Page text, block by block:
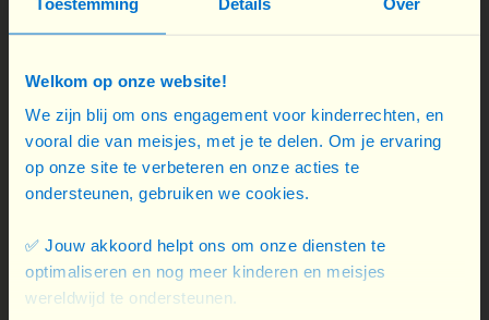
Welkom op onze website!
We zijn blij om ons engagement voor kinderrechten, en
vooral die van meisjes, met je te delen. Om je ervaring
op onze site te verbeteren en onze acties te
ondersteunen, gebruiken we cookies.
✅ Jouw akkoord helpt ons om onze diensten te
optimaliseren en nog meer kinderen en meisjes
wereldwijd te ondersteunen.
initient des activités de sensibilisation avec des
contexte ethnique et religieux. Ainsi, en Guinée,
nous valorisons les cérémonies séculaires
d’initiation des jeunes filles en forêt mais sommes
parvenus à supprimer l’excision de ces rites.
notre travail mène les villages convaincus à
abandonner officiellement la pratique. Cet